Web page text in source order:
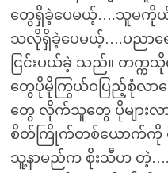
တွေရှိခဲ့ပေမယ့်….သူမကို
သလိုရှိခဲ့ပေမယ့်….ပညာရေ
ငြင်းပယ်ခဲ့ သည်။ တက္
တွေပိုမိုကြွယ်ဝပြည့်စုံလာ
တွေ လိုက်သူတွေ ပိုများ
စိတ်ကြိုက်တစ်ယောက်ကို
သူ့နာမည်က စိုးသီဟ တဲ့….အ